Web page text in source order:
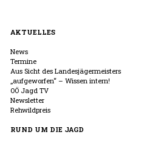
AKTUELLES
News
Termine
Aus Sicht des Landesjägermeisters
„aufgeworfen“ – Wissen intern!
OÖ Jagd TV
Newsletter
Rehwildpreis
RUND UM DIE JAGD